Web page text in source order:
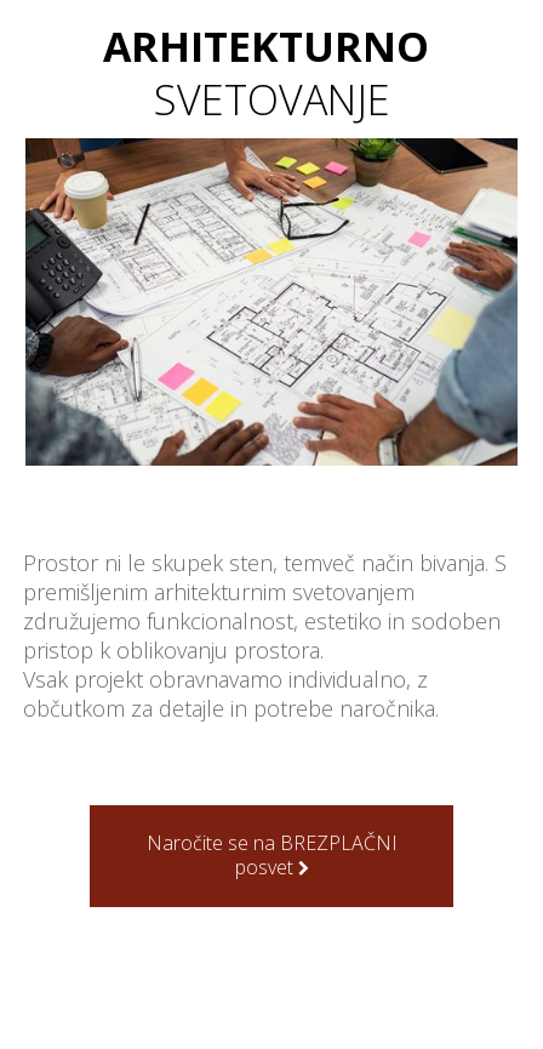
ARHITEKTURNO
SVETOVANJE
Prostor ni le skupek sten, temveč način bivanja. S
premišljenim arhitekturnim svetovanjem
združujemo funkcionalnost, estetiko in sodoben
pristop k oblikovanju prostora.
Vsak projekt obravnavamo individualno, z
občutkom za detajle in potrebe naročnika.
Naročite se na BREZPLAČNI
posvet 